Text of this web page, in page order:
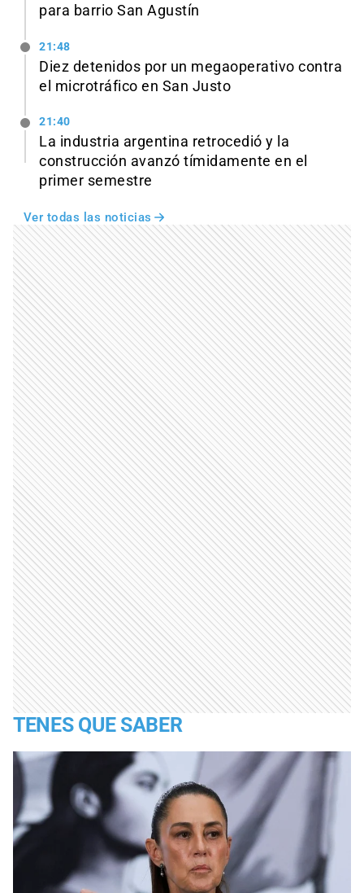
para barrio San Agustín
21:48
Diez detenidos por un megaoperativo contra
el microtráfico en San Justo
21:40
La industria argentina retrocedió y la
construcción avanzó tímidamente en el
primer semestre
Ver todas las noticias
TENES QUE SABER